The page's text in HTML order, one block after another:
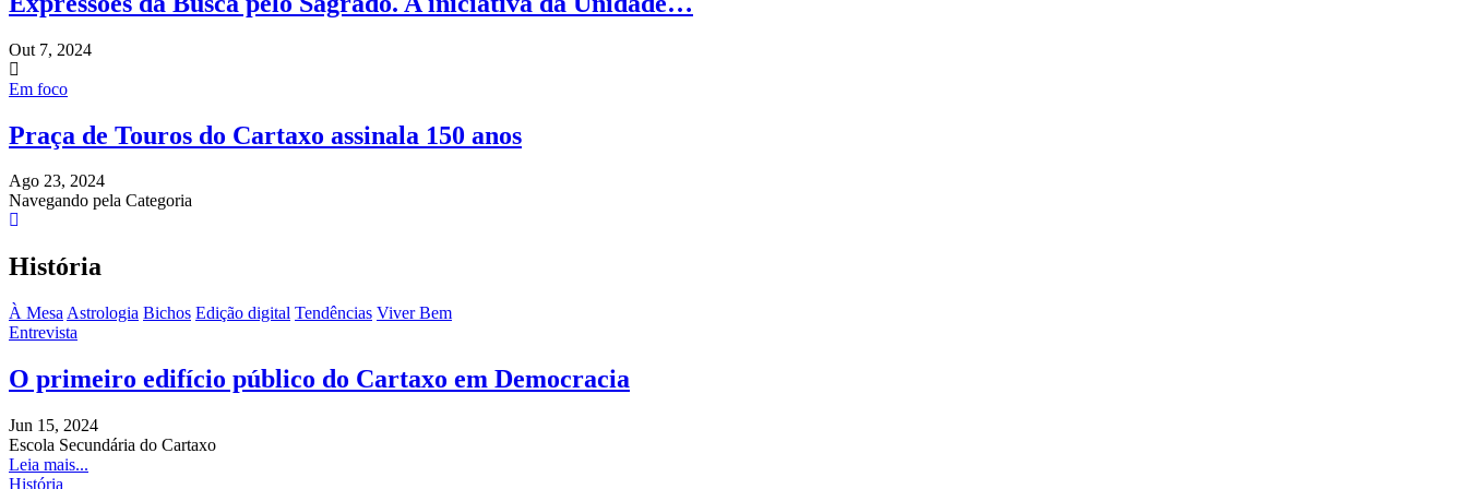
Out 7, 2024
Em foco
Praça de Touros do Cartaxo assinala 150 anos
Ago 23, 2024
Navegando pela Categoria
História
À Mesa Astrologia Bichos Edição digital Tendências Viver Bem
Entrevista
O primeiro edifício público do Cartaxo em Democracia
Jun 15, 2024
Escola Secundária do Cartaxo
Leia mais...
História